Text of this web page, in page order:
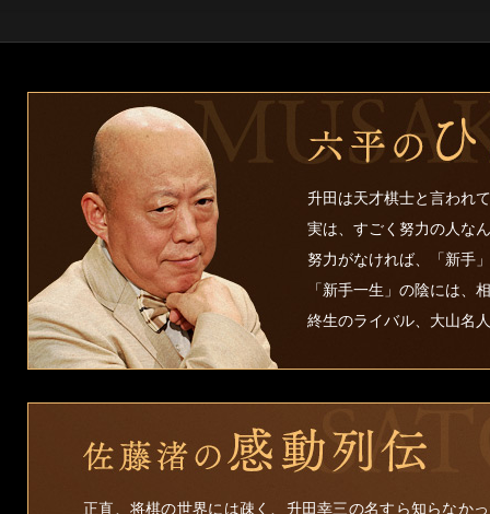
升田は天才棋士と言われ
実は、すごく努力の人な
努力がなければ、「新手
「新手一生」の陰には、
終生のライバル、大山名
正直、将棋の世界には疎く、升田幸三の名すら知らなか